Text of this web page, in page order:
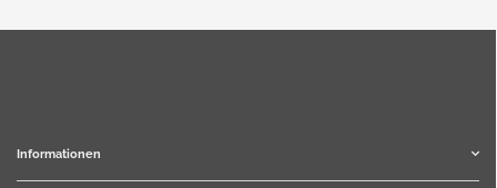
Informationen